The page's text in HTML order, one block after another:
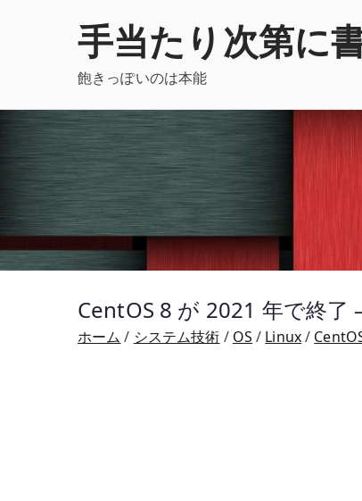
手当たり次第に
飽きっぽいのは本能
CentOS 8 が 2021 年で終了
ホーム システム技術 OS Linux